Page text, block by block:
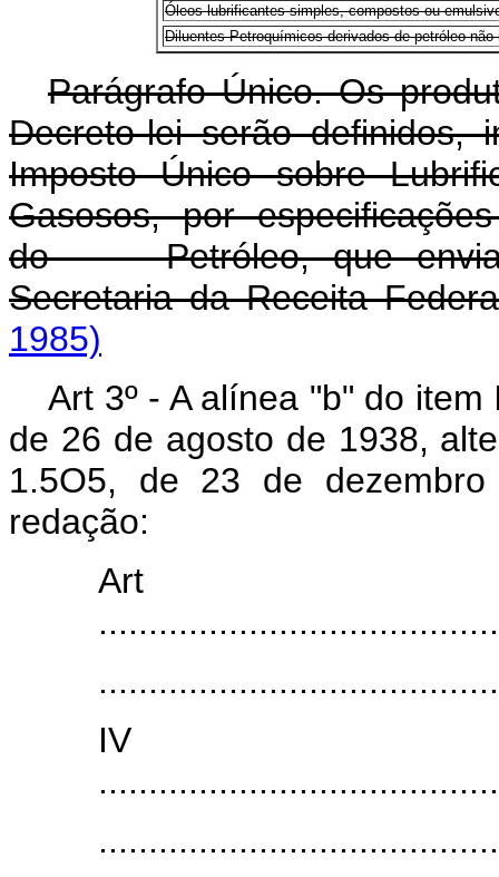
Óleos lubrificantes simples, compostos ou
Diluentes Petroquímicos derivados de petróleo
Parágrafo Único. Os
Decreto-lei serão definidos,
Imposto Único sobre
Gasosos, por
do Petróleo, que
Secretaria da Receita
1985)
Art 3º - A alínea "b" do
de 26 de agosto de 1938,
1.5O5, de 23 de
redação:
Art